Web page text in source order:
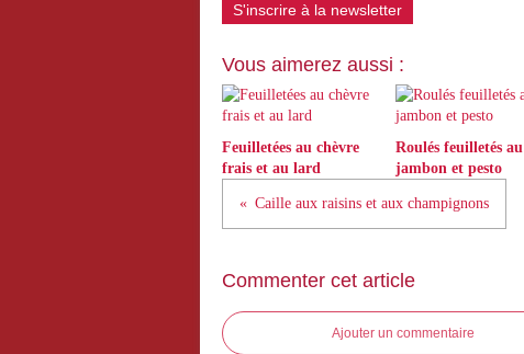
S'inscrire à la newsletter
Vous aimerez aussi :
Feuilletées au chèvre
frais et au lard
Roulés feuilletés au
jambon et pesto
Caille aux raisins et aux champignons
Commenter cet article
Ajouter un commentaire